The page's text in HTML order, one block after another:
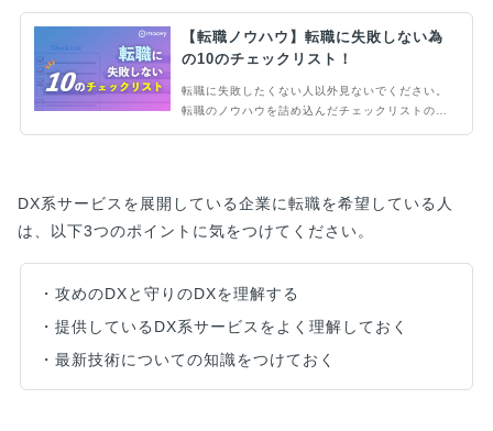
【転職ノウハウ】転職に失敗しない為
の10のチェックリスト！
転職に失敗したくない人以外見ないでください。
転職のノウハウを詰め込んだチェックリストの保
DX系サービスを展開している企業に転職を希望している人
は、以下3つのポイントに気をつけてください。
・攻めのDXと守りのDXを理解する
・提供しているDX系サービスをよく理解しておく
・最新技術についての知識をつけておく